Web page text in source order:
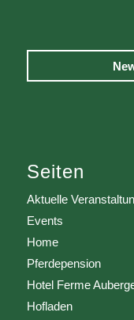
Seiten
Aktuelle
Events
Home
Pferdepension
Hotel Ferme
Hofladen